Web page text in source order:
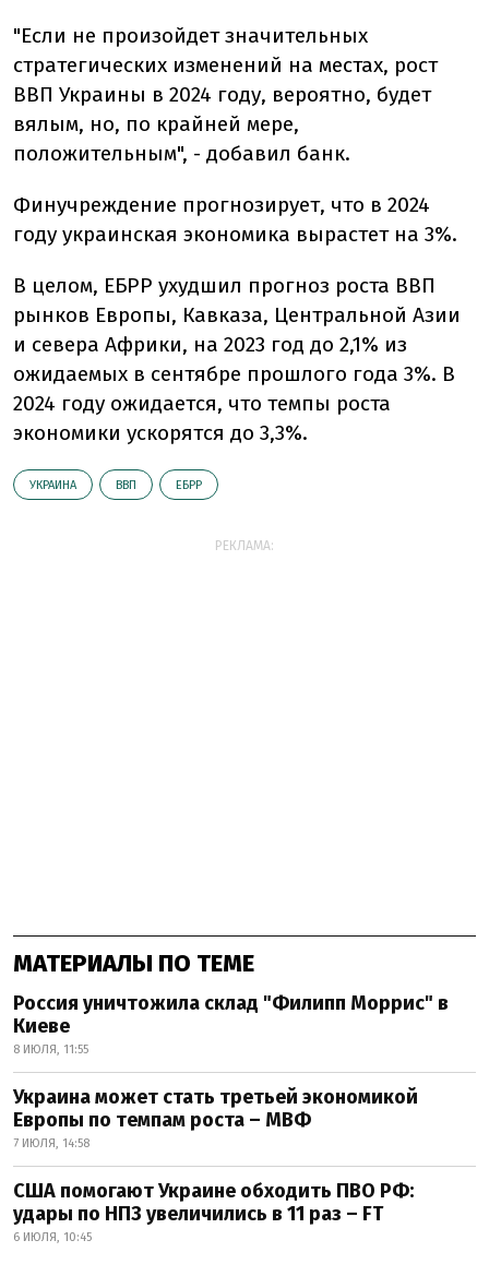
"Если не произойдет значительных
стратегических изменений на местах, рост
ВВП Украины в 2024 году, вероятно, будет
вялым, но, по крайней мере,
положительным", - добавил банк.
Финучреждение прогнозирует, что в 2024
году украинская экономика вырастет на 3%.
В целом, ЕБРР ухудшил прогноз роста ВВП
рынков Европы, Кавказа, Центральной Азии
и севера Африки, на 2023 год до 2,1% из
ожидаемых в сентябре прошлого года 3%. В
2024 году ожидается, что темпы роста
экономики ускорятся до 3,3%.
УКРАИНА ВВП ЕБРР
РЕКЛАМА:
МАТЕРИАЛЫ ПО ТЕМЕ
Россия уничтожила склад "Филипп Моррис" в
Киеве
8 ИЮЛЯ, 11:55
Украина может стать третьей экономикой
Европы по темпам роста – МВФ
7 ИЮЛЯ, 14:58
США помогают Украине обходить ПВО РФ:
удары по НПЗ увеличились в 11 раз – FT
6 ИЮЛЯ, 10:45